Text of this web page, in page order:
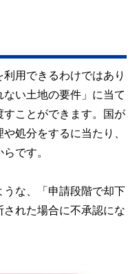
用できるわけではあり
い土地の要件」に当て
ことができます。国が
処分をするに当たり、
です。
な、「申請段階で却下
された場合に不承認にな